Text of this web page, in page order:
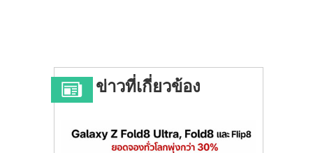
ข่าวที่เกี่ยวข้อง